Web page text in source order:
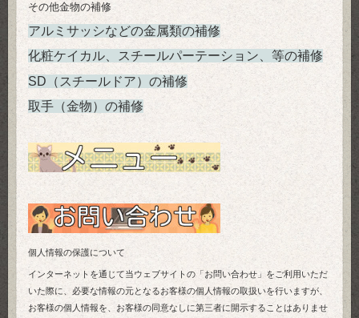
その他金物の補修
アルミサッシなどの金属類の補修
化粧ケイカル、スチールパーテーション、等の補修
SD（スチールドア）の補修
取手（金物）の補修
個人情報の保護について
インターネットを通じて当ウェブサイトの「お問い合わせ」をご利用いただ
いた際に、必要な情報の元となるお客様の個人情報の取扱いを行いますが、
お客様の個人情報を、お客様の同意なしに第三者に開示することはありませ